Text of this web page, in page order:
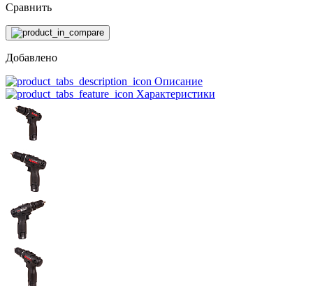
Сравнить
Добавлено
Описание
Характеристики